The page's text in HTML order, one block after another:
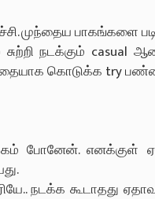
முந்தைய பாகங்களை
நடக்கும் casual
கொடுக்க try
போனேன். எனக்குள்
நடக்க கூடாதது